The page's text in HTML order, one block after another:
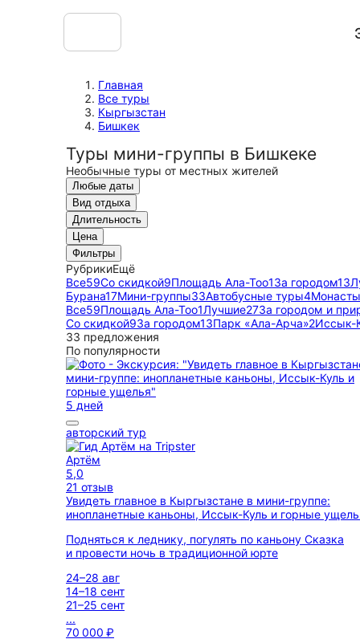
Главная
Все туры
Кыргызстан
Бишкек
Туры мини-группы в Бишкеке
Необычные туры от местных жителей
Любые даты
Вид отдыха
Длительность
Цена
Фильтры
РубрикиЕщё
Все59Со скидкой9Площадь Ала-Тоо1За городом13
Бурана17Мини-группы33Автобусные туры4
Все59Площадь Ала-Тоо1Лучшие27За городом и
Со скидкой9За городом13Парк «Ала-Арча»2Иссык-
33 предложения
По популярности
5 дней
авторский тур
Артём
5,0
21 отзыв
Увидеть главное в Кыргызстане в мини-группе:
инопланетные каньоны, Иссык-Куль и горные
Подняться к леднику, погулять по каньону Сказка
и провести ночь в традиционной юрте
24–28 авг
14–18 сент
21–25 сент
...
70 000 ₽